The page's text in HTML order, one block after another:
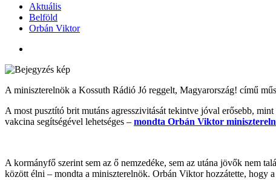
Aktuális
Belföld
Orbán Viktor
A miniszterelnök a Kossuth Rádió Jó reggelt, Magyarország! című
A most pusztító brit mutáns agresszivitását tekintve jóval erősebb,
vakcina segítségével lehetséges – mondta Orbán Viktor
A kormányfő szerint sem az ő nemzedéke, sem az utána jövők nem
között élni – mondta a miniszterelnök. Orbán Viktor hozzátette, hogy